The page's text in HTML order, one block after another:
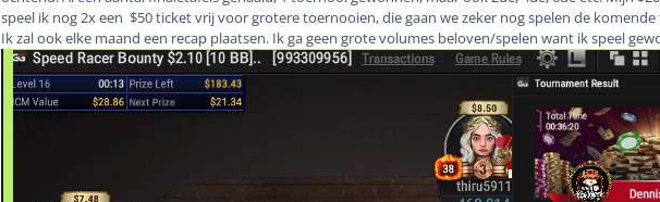
speel ik nog 2x een $50 ticket vrij voor grotere toernooien, die gaan we zeker nog spelen de
Ik zal ook elke maand een recap plaatsen. Ik ga geen grote volumes beloven/spelen want ik speel